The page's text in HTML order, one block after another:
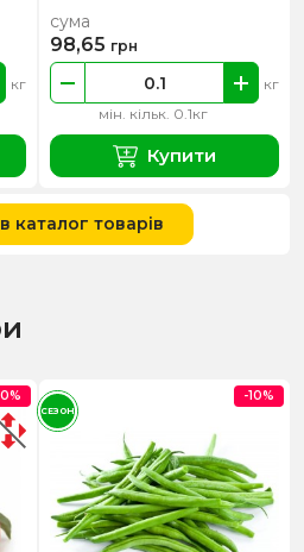
кг
мін. кільк. 0.1кг
кг
сума
98,65 грн
Купити
каталог товарів
-10%
СЕЗОН